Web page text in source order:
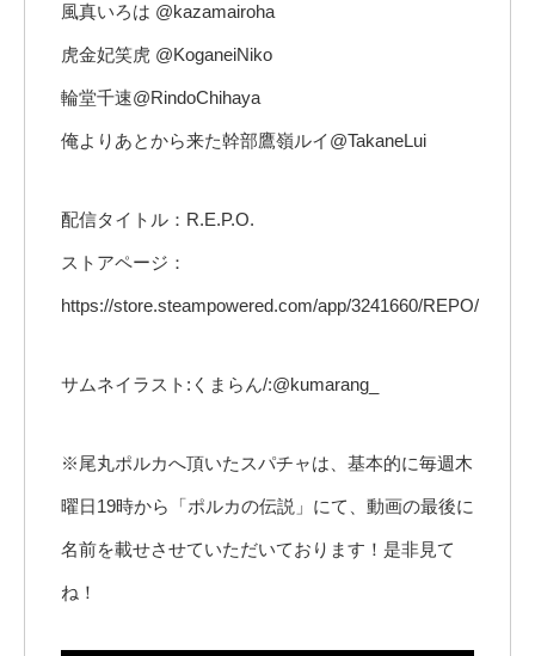
風真いろは @kazamairoha
虎金妃笑虎 @KoganeiNiko
輪堂千速@RindoChihaya
俺よりあとから来た幹部鷹嶺ルイ@TakaneLui
配信タイトル：R.E.P.O.
ストアページ：
https://store.steampowered.com/app/3241660/REPO/
サムネイラスト:くまらん/:@kumarang_
※尾丸ポルカへ頂いたスパチャは、基本的に毎週木
曜日19時から「ポルカの伝説」にて、動画の最後に
名前を載せさせていただいております！是非見て
ね！